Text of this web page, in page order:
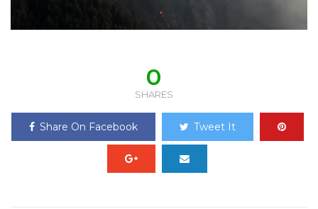
0
SHARES
Share On Facebook Tweet It